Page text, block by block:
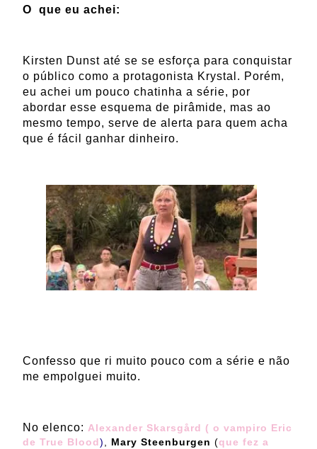
O que eu achei:
Kirsten Dunst até se se esforça para conquistar
o público como a protagonista Krystal. Porém,
eu achei um pouco chatinha a série, por
abordar esse esquema de pirâmide, mas ao
mesmo tempo, serve de alerta para quem acha
que é fácil ganhar dinheiro.
Confesso que ri muito pouco com a série e não
me empolguei muito.
No elenco: Alexander Skarsgård ( o vampiro Eric
de True Blood), Mary Steenburgen (que fez a